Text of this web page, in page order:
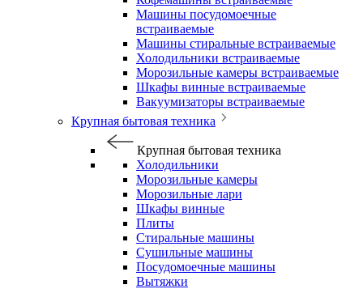
Машины посудомоечные
встраиваемые
Машины стиральные встраиваемые
Холодильники встраиваемые
Морозильные камеры встраиваемые
Шкафы винные встраиваемые
Вакуумизаторы встраиваемые
Крупная бытовая техника
Крупная бытовая техника
Холодильники
Морозильные камеры
Морозильные лари
Шкафы винные
Плиты
Стиральные машины
Сушильные машины
Посудомоечные машины
Вытяжки